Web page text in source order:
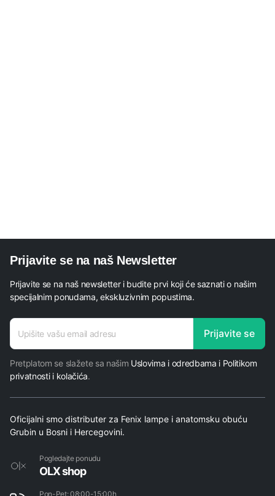
Prijavite se na naš Newsletter
Prijavite se na naš newsletter i budite prvi koji će saznati o našim
specijalnim ponudama, ekskluzivnim popustima.
adresa
* E-
Prijavite se
Pretplatom se slažete sa našim Uslovima i odredbama i Politikom
privatnosti i kolačića.
Oficijalni smo distributer za Fenix lampe i anatomsku obuću
Grubin u Bosni i Hercegovini.
Pogledajte ponudu
OLX shop
Pon-Pet: 08:00-15:00h